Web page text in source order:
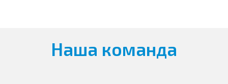
Наша команда